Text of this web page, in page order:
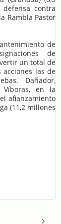
contra
Rambla Pastor
de
de
un total de
las de
Dañador,
Víboras, en la
afianzamiento
(11,2 millones
›